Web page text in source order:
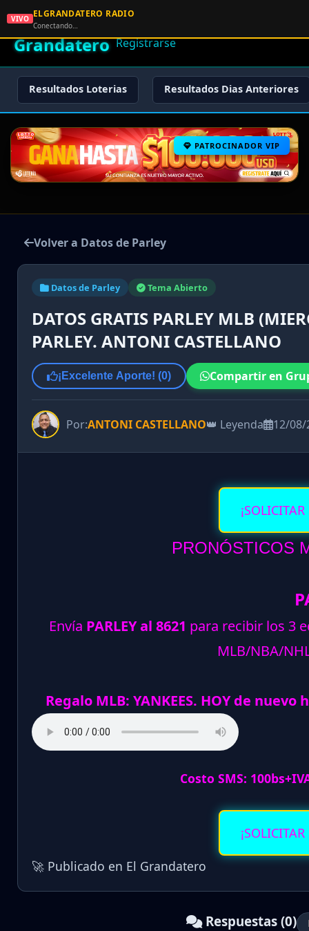
🌟 El
Grandatero Registrarse
Resultados Loterias Resultados Dias Anteriores
PATROCINADOR VIP
Volver a Datos de Parley
Datos de Parley Tema Abierto
DATOS GRATIS PARLEY MLB
PARLEY. ANTONI CASTELLANO
¡Excelente Aporte! (0) Compartir en
Por:ANTONI CASTELLANO👑 Leyenda 12/08/
PRONÓSTICOS
Envía PARLEY al 8621 para recibir los 3
MLB/NBA/
Regalo MLB: YANKEES. HOY de nuevo
Costo SMS:
🚀 Publicado en El Grandatero
Respuestas (0)
VIVO ELGRANDATERO RADIO
Conectando…